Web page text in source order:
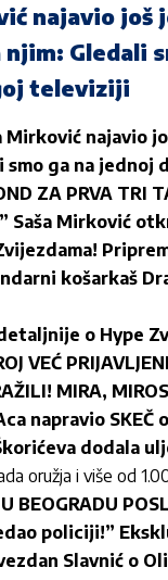
najavio još
njim: Gledali
televiziji
Mirković najavio
smo ga na
ZA PRVA TRI
Saša Mirković
košarkaš
o Hype
VEĆ
MIRA,
napravio SKEČ
dodala
oružja i više od
BEOGRADU
policiji!”
Slavnić o